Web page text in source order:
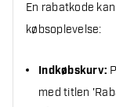
En rabatkode
købsoplevelse:
Indkøbskurv:
med titlen